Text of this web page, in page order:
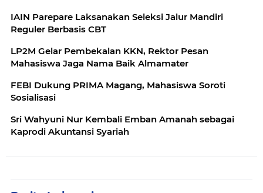
IAIN Parepare Laksanakan Seleksi Jalur Mandiri
Reguler Berbasis CBT
LP2M Gelar Pembekalan KKN, Rektor Pesan
Mahasiswa Jaga Nama Baik Almamater
FEBI Dukung PRIMA Magang, Mahasiswa Soroti
Sosialisasi
Sri Wahyuni Nur Kembali Emban Amanah sebagai
Kaprodi Akuntansi Syariah